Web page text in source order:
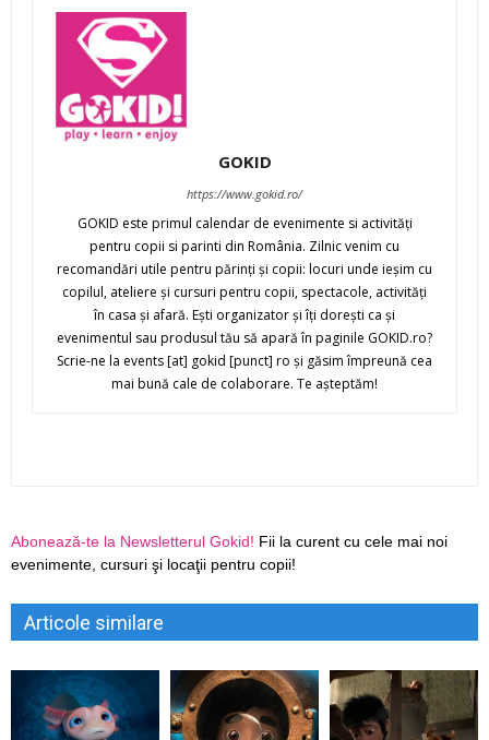
GOKID
https://www.gokid.ro/
GOKID este primul calendar de evenimente si activităţi
pentru copii si parinti din România. Zilnic venim cu
recomandări utile pentru părinţi şi copii: locuri unde ieşim cu
copilul, ateliere şi cursuri pentru copii, spectacole, activităţi
în casa şi afară. Eşti organizator şi îţi doreşti ca şi
evenimentul sau produsul tău să apară în paginile GOKID.ro?
Scrie-ne la events [at] gokid [punct] ro şi găsim împreună cea
mai bună cale de colaborare. Te aşteptăm!
Abonează-te la Newsletterul Gokid! Fii la curent cu cele mai noi
evenimente, cursuri şi locaţii pentru copii!
Articole similare